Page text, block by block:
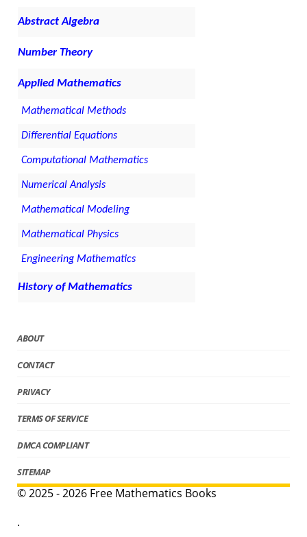
Abstract Algebra
Number Theory
Applied Mathematics
Mathematical Methods
Differential Equations
Computational Mathematics
Numerical Analysis
Mathematical Modeling
Mathematical Physics
Engineering Mathematics
History of Mathematics
ABOUT
CONTACT
PRIVACY
TERMS OF SERVICE
DMCA COMPLIANT
SITEMAP
© 2025 - 2026 Free Mathematics Books
.